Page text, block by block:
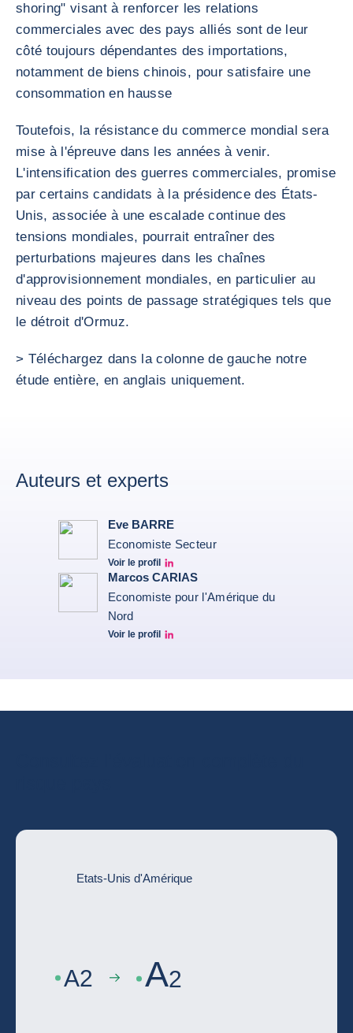
shoring" visant à renforcer les relations
commerciales avec des pays alliés​ sont de leur
côté toujours dépendantes des importations,
notamment de biens chinois, pour satisfaire une
consommation en hausse
Toutefois, la résistance du commerce mondial sera
mise à l'épreuve dans les années à venir.
L'intensification des guerres commerciales, promise
par certains candidats à la présidence des États-
Unis, associée à une escalade continue des
tensions mondiales, pourrait entraîner des
perturbations majeures dans les chaînes
d'approvisionnement mondiales, en particulier au
niveau des points de passage stratégiques tels que
le détroit d'Ormuz.
> Téléchargez dans la colonne de gauche notre
étude entière, en anglais uniquement.
Auteurs et experts
Eve BARRE
Economiste Secteur
Voir le profil
Eve barré linkedin
Marcos CARIAS
Economiste pour l'Amérique du
Nord
Voir le profil
Marcos Carias Linkedin
Etats-Unis d'Amérique
A2 A2